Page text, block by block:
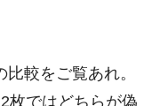
較をご覧あれ。
枚ではどちらが偽